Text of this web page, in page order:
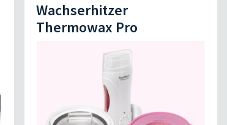
Wachserhitzer
Thermowax Pro